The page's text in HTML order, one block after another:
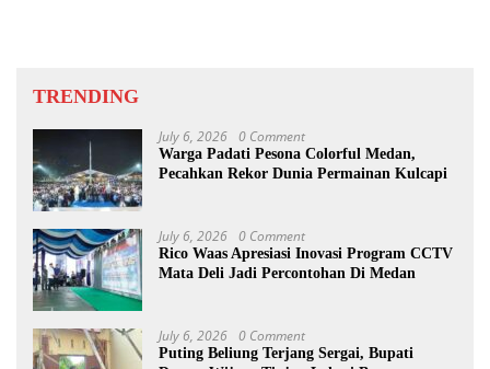
TRENDING
July 6, 2026 0 Comment
Warga Padati Pesona Colorful Medan,
Pecahkan Rekor Dunia Permainan Kulcapi
July 6, 2026 0 Comment
Rico Waas Apresiasi Inovasi Program CCTV
Mata Deli Jadi Percontohan Di Medan
July 6, 2026 0 Comment
Puting Beliung Terjang Sergai, Bupati